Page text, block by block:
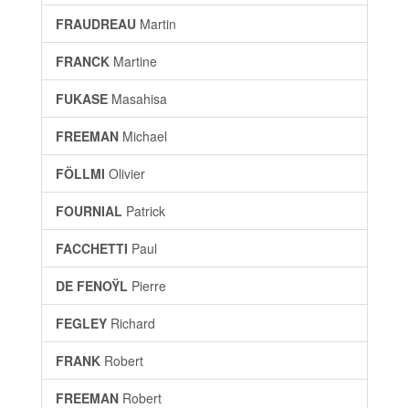
FRAUDREAU Martin
FRANCK Martine
FUKASE Masahisa
FREEMAN Michael
FÖLLMI Olivier
FOURNIAL Patrick
FACCHETTI Paul
DE FENOŸL Pierre
FEGLEY Richard
FRANK Robert
FREEMAN Robert